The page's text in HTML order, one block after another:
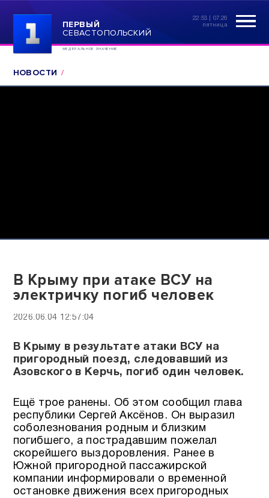
ПЕРВЫЙ
СЕВАСТОПОЛЬСКИЙ
ФЕДЕРАЛЬНОЕ ЗНАЧЕНИЕ
22:53 | 07.26
пятница
НОВОСТИ
В Крыму при атаке ВСУ на
электричку погиб человек
2026.06.04 12:57:04
В Крыму в результате атаки ВСУ на
пригородный поезд, следовавший из
Азовского в Керчь, погиб один человек.
Ещё трое ранены. Об этом сообщил глава
республики Сергей Аксёнов. Он выразил
соболезнования родным и близким
погибшего, а пострадавшим пожелал
скорейшего выздоровления. Ранее в
Южной пригородной пассажирской
компании информировали о временной
остановке движения всех пригородных